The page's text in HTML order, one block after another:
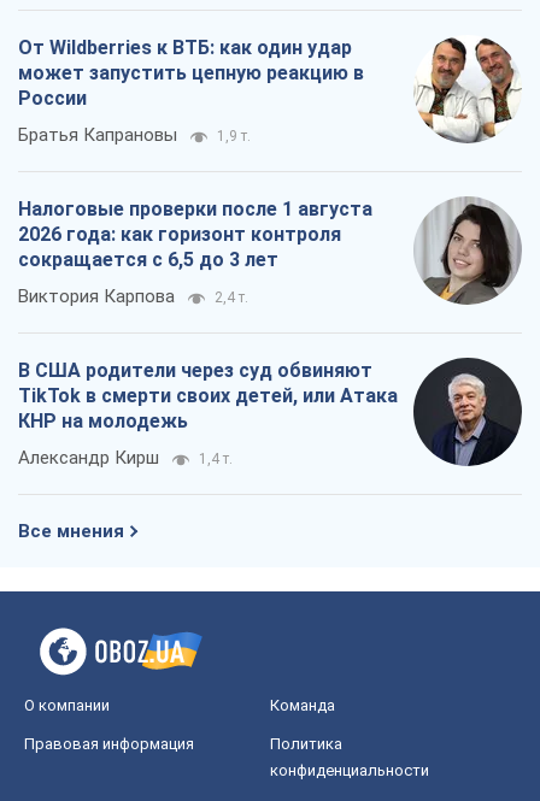
От Wildberries к ВТБ: как один удар
может запустить цепную реакцию в
России
Братья Капрановы 1,9 т.
Налоговые проверки после 1 августа
2026 года: как горизонт контроля
сокращается с 6,5 до 3 лет
Виктория Карпова 2,4 т.
В США родители через суд обвиняют
TikTok в смерти своих детей, или Атака
КНР на молодежь
Александр Кирш 1,4 т.
Все мнения
О компании Команда
Правовая информация
Политика
конфиденциальности